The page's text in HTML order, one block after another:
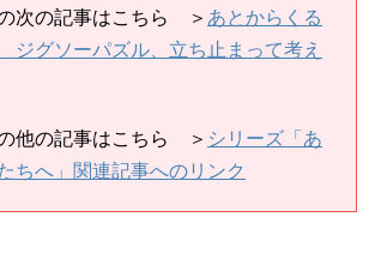
次の記事はこちら ＞ あとからくる
グソーパズル、立ち止まって考え
他の記事はこちら ＞ シリーズ「あ
ちへ」関連記事へのリンク